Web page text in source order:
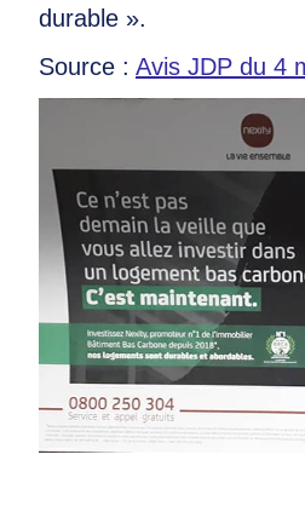
durable ».
Source : Avis JDP du 4